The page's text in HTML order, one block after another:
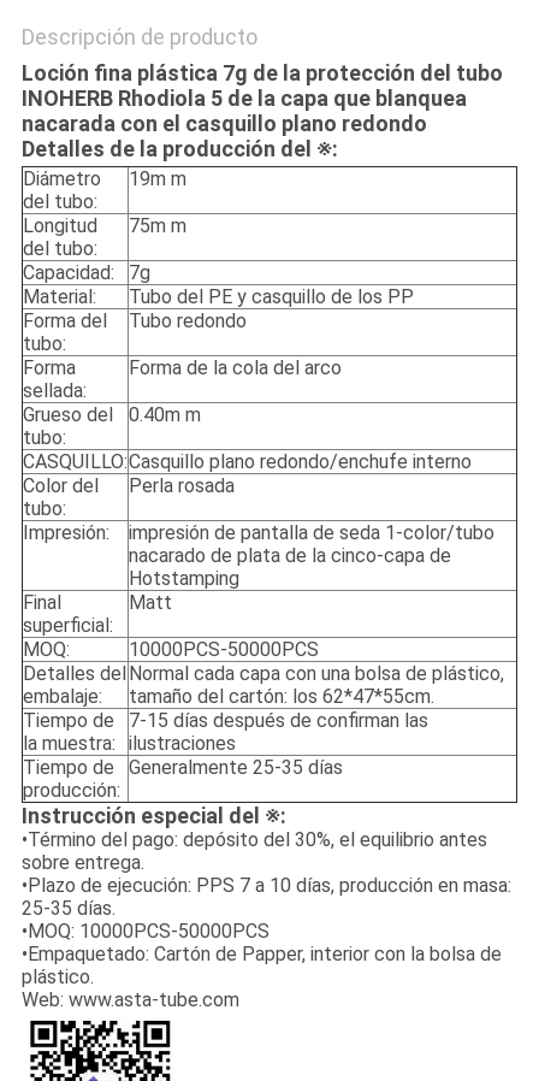
Descripción de producto
Loción fina plástica 7g de la protección del tubo
INOHERB Rhodiola 5 de la capa que blanquea
nacarada con el casquillo plano redondo
Detalles de la producción del ※:
Diámetro
del tubo:
19m m
Longitud
del tubo:
75m m
Capacidad:
7g
Material:
Tubo del PE y casquillo de los PP
Forma del
tubo:
Tubo redondo
Forma
sellada:
Forma de la cola del arco
Grueso del
tubo:
0.40m m
CASQUILLO:Casquillo plano redondo/enchufe interno
Color del
tubo:
Perla rosada
Impresión:
impresión de pantalla de seda 1-color/tubo
nacarado de plata de la cinco-capa de
Hotstamping
Final
superficial:
Matt
MOQ:
10000PCS-50000PCS
Detalles del
embalaje:
Normal cada capa con una bolsa de plástico,
tamaño del cartón: los 62*47*55cm.
Tiempo de
la muestra:
7-15 días después de confirman las
ilustraciones
Tiempo de
producción:
Generalmente 25-35 días
Instrucción especial del ※:
•Término del pago: depósito del 30%, el equilibrio antes
sobre entrega.
•Plazo de ejecución: PPS 7 a 10 días, producción en masa:
25-35 días.
•MOQ: 10000PCS-50000PCS
•Empaquetado: Cartón de Papper, interior con la bolsa de
plástico.
Web: www.asta-tube.com